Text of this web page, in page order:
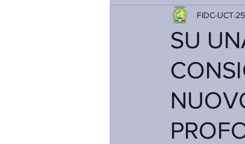
SU
FIDC-UCT